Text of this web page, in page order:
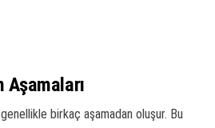
birkaç aşamadan oluşur. Bu